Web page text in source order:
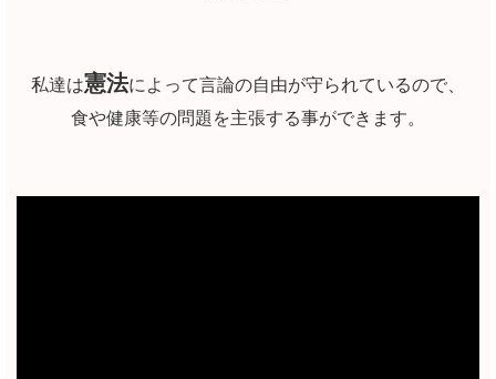
私達は憲法によって言論の自由が守られているので、
食や健康等の問題を主張する事ができます。